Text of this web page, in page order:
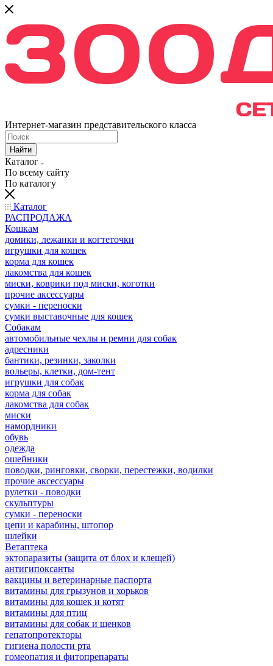
Интернет-магазин представительского класса
Найти
Каталог
По всему сайту
По каталогу
Каталог
РАСПРОДАЖА
Кошкам
домики, лежанки и когтеточки
игрушки для кошек
корма для кошек
лакомства для кошек
миски, коврики под миски, коготки
прочие аксессуары
сумки - переноски
сумки выставочные для кошек
Собакам
автомобильные чехлы и ремни для собак
адресники
бантики, резинки, заколки
вольеры, клетки, дом-тент
игрушки для собак
корма для собак
лакомства для собак
миски
намордники
обувь
одежда
ошейники
поводки, ринговки, сворки, перестежки, водилки
прочие аксессуары
рулетки - поводки
скульптуры
сумки - переноски
цепи и карабины, штопор
шлейки
Ветаптека
эктопаразиты (защита от блох и клещей)
антигипоксанты
вакцины и ветеринарные паспорта
витамины для грызунов и хорьков
витамины для кошек и котят
витамины для птиц
витамины для собак и щенков
гепатопротекторы
гигиена полости рта
гомеопатия и фитопрепараты